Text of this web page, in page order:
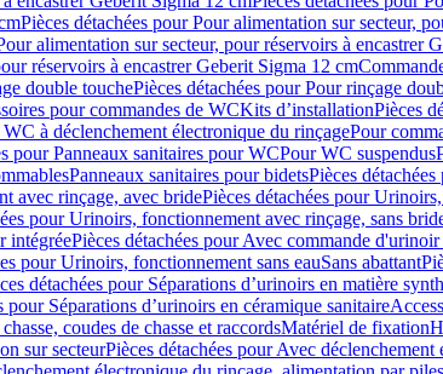
Pièces détachées pour Pour alimentation sur secteur,
alimentation sur secteur, pour réservoirs à encastrer
réservoirs à encastrer Geberit Sigma 12 cm
double touchePièces détachées pour Pour rinçage
pour commandes de WCKits d’installationPièces
à déclenchement électronique du rinçagePour
pour Panneaux sanitaires pour WCPour WC suspendus
Panneaux sanitaires pour bidetsPièces
avec rinçage, avec bridePièces détachées pour
pour Urinoirs, fonctionnement avec rinçage, sans
intégréePièces détachées pour Avec commande
pour Urinoirs, fonctionnement sans eauSans abattant
détachées pour Séparations d’urinoirs en matière
pour Séparations d’urinoirs en céramique sanitaire
coudes de chasse et raccordsMatériel de fixation
sur secteurPièces détachées pour Avec